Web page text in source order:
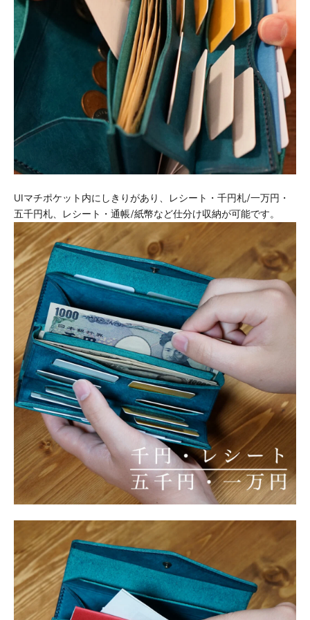
UIマチポケット内にしきりがあり、レシート・千円札/一万円・
五千円札、レシート・通帳/紙幣など仕分け収納が可能です。